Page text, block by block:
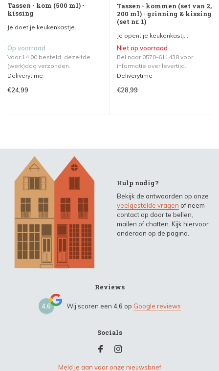
Tassen - kom (500 ml) -
kissing
Je doet je keukenkastje...
Op voorraad
Voor 14.00 besteld, dezelfde
(werk)dag verzonden.
Deliverytime
€24,99
Tassen - kommen (set van 2,
200 ml) - grinning & kissing
(set nr. 1)
Je opent je keukenkastj...
Niet op voorraad
Bel naar 0570-611438 voor
informatie over levertijd.
Deliverytime
€28,99
Hulp nodig?
Bekijk de antwoorden op onze
veelgestelde vragen of neem
contact op door te bellen,
mailen of chatten. Kijk hiervoor
onderaan op de pagina.
Reviews
4,6 Wij scoren een 4,6 op Google reviews
Socials
Meld je aan voor onze nieuwsbrief